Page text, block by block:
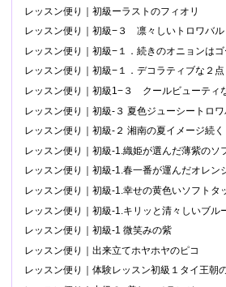
レッスン便り｜初級ーラストのフィオリ
レッスン便り｜初級−３ 凛々しいトロワバル
レッスン便り｜初級−１．続きのオニョンはゴ
レッスン便り｜初級−１．デコラティブな２点
レッスン便り｜初級1−３ クールビューティ
レッスン便り｜初級-３ 夏色ジューシートロ
レッスン便り｜初級-２ 湘南の夏イメージ続く
レッスン便り｜初級-1.織姫が選んだ薄紫のソ
レッスン便り｜初級-1.春一番が運んだオレン
レッスン便り｜初級-1.幸せの黄色いソフトタ
レッスン便り｜初級-1.キリッと清々しいブル
レッスン便り｜初級-1 微笑みの紫
レッスン便り｜出来立てホヤホヤのピコ
レッスン便り｜体験レッスン初級１タイ王朝